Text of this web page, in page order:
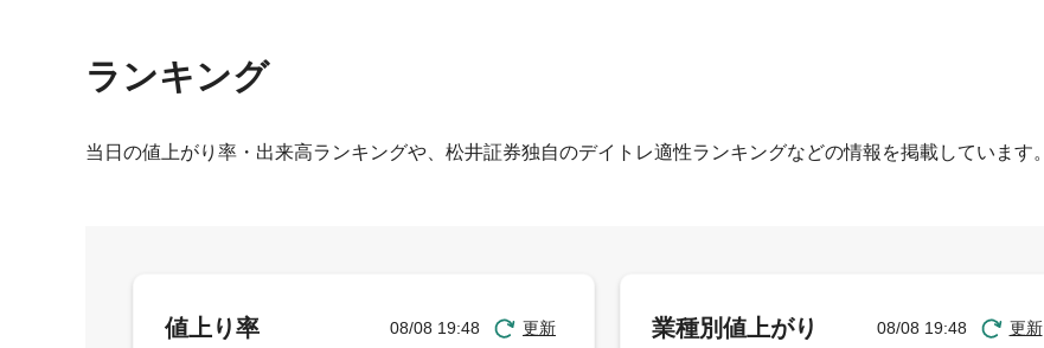
ランキング
当日の値上がり率・出来高ランキングや、松井証券独自のデイトレ適性ランキングなどの情報を掲載しています。